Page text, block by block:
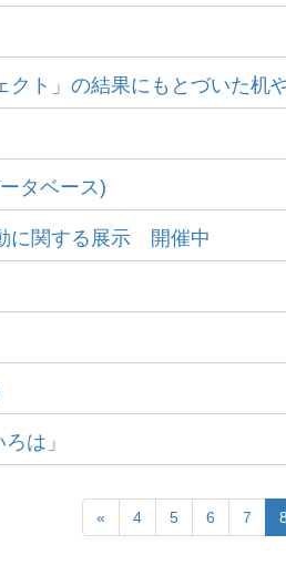
ト」の結果にもとづいた机
タベース)
に関する展示 開催中
は」
« 4 5 6 7 8